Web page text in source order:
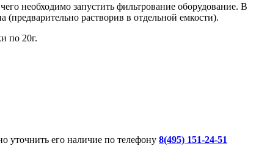
необходимо запустить фильтрование оборудование. В
(предварительно растворив в отдельной емкости).
по 20г.
уточнить его наличие по телефону 8(495) 151-24-51